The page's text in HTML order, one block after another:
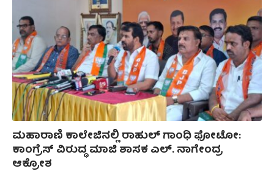
ಮಹಾರಾಣಿ ಕಾಲೇಜಿನಲ್ಲಿ ರಾಹುಲ್ ಗಾಂಧಿ ಫೋಟೋ:
ಕಾಂಗ್ರೆಸ್ ವಿರುದ್ಧ ಮಾಜಿ ಶಾಸಕ ಎಲ್. ನಾಗೇಂದ್ರ
ಆಕ್ರೋಶ